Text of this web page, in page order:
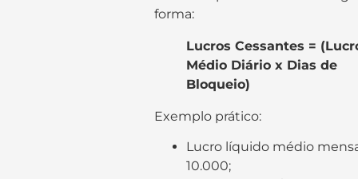
forma:
Lucros Cessantes =
Médio Diário x Dias de
Bloqueio)
Exemplo prático:
Lucro líquido médio
10.000;